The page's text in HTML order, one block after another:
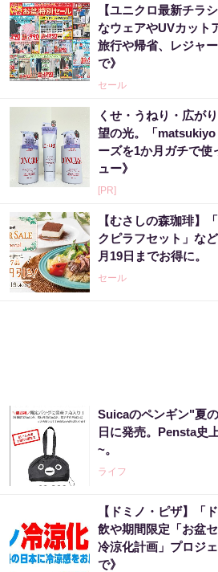
【ユニクロ最新チラ
なウェアやUVカット
旅行や帰省、レジャ
で》
セール
くせ・うねり・広が
望の光。「matsukiyo
ーズを1か月ガチで使
ュー》
[PR]
【むさしの森珈琲】
クピラフセット」な
月19日までお得に。
セール
Suicaのペンギン"夏
日に発売。Pensta史
~。
ライフ
【ドミノ・ピザ】「
飲や期間限定「お盆
冷涼化計画」プロジ
で》